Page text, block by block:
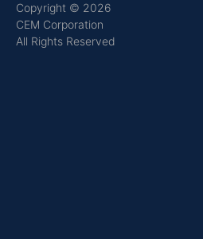
Copyright © 2026
CEM Corporation
All Rights Reserved